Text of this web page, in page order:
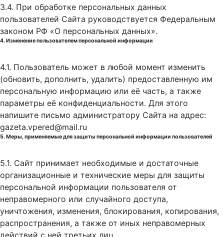
3.4. При обработке персональных данных
пользователей Сайта руководствуется Федеральным
законом РФ «О персональных данных».
4. Изменение пользователем персональной информации
4.1. Пользователь может в любой момент изменить
(обновить, дополнить, удалить) предоставленную им
персональную информацию или её часть, а также
параметры её конфиденциальности. Для этого
напишите письмо администратору Сайта на адрес:
gazeta.vpered@mail.ru
5. Меры, применяемые для защиты персональной информации пользователей
5.1. Сайт принимает необходимые и достаточные
организационные и технические меры для защиты
персональной информации пользователя от
неправомерного или случайного доступа,
уничтожения, изменения, блокирования, копирования,
распространения, а также от иных неправомерных